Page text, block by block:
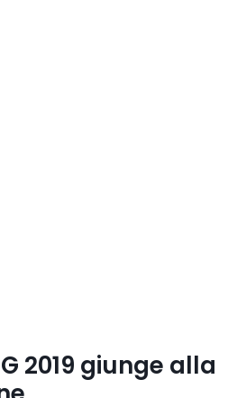
2019 giunge alla